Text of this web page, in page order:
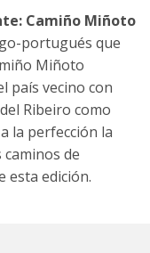
- Santiago de
Camiño Miñoto
portugués que
Miñoto
país vecino con
Ribeiro como
la perfección la
de
esta edición.